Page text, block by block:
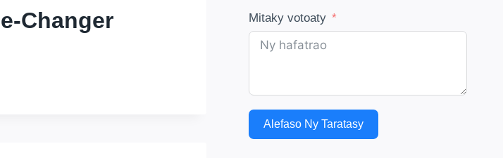
Changer
Mitaky votoaty
Alefaso Ny Taratasy